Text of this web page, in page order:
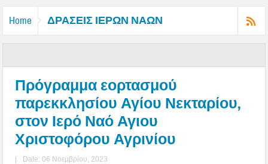
Home ΔΡΑΣΕΙΣ ΙΕΡΩΝ ΝΑΩΝ
Πρόγραμμα εορτασμού
παρεκκλησίου Αγίου Νεκταρίου,
στον Ιερό Ναό Αγιου
Χριστοφόρου Αγρινίου
| Date: 06 Νοεμβρίου, 2023